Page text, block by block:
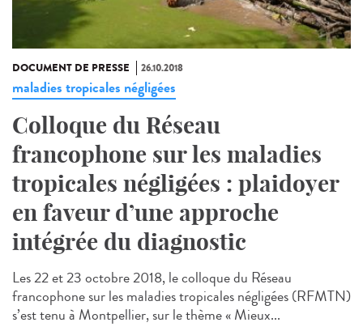
DOCUMENT DE PRESSE 26.10.2018
maladies tropicales négligées
Colloque du Réseau
francophone sur les maladies
tropicales négligées : plaidoyer
en faveur d’une approche
intégrée du diagnostic
Les 22 et 23 octobre 2018, le colloque du Réseau
francophone sur les maladies tropicales négligées (RFMTN)
s’est tenu à Montpellier, sur le thème « Mieux...